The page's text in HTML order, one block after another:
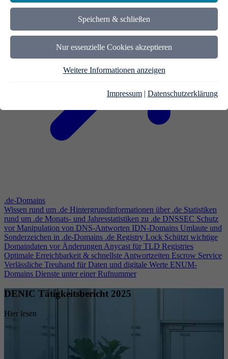
Speichern & schließen
Nur essenzielle Cookies akzeptieren
Weitere Informationen anzeigen
Impressum | Datenschutzerklärung
.de-Domains
Wissen rund um .de Hintergrundinformationen über .de Statistiken
rund um .de Monats- und Jahresstatistiken zu .de DNSSEC Schutz
vor Manipulation von DNS-Antworten IDN-Domains Umlaute und
Sonderzeichen in .de-Domains .de Registry Lock Schützt wichtige
Domaindaten vor ÄnderungenAnycast für TLD Registries
Optimale Erreichbarkeit & schnellste Antwortzeiten Escrow Service
Verlässliche Treuhand für Daten und digitale Werte ENUM-
Domains Dienste unter einer Rufnummer
DENIC Tätigkeitsbericht 2025
Hier lesen